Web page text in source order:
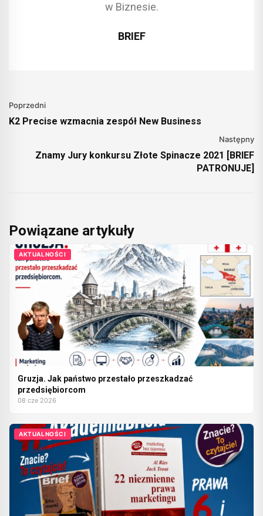
w Biznesie.
BRIEF
Poprzedni
K2 Precise wzmacnia zespół New Business
Następny
Znamy Jury konkursu Złote Spinacze 2021 [BRIEF
PATRONUJE]
Powiązane artykuły
AKTUALNOŚCI
Gruzja. Jak państwo przestało przeszkadzać
przedsiębiorcom
08 cze 2026
AKTUALNOŚCI